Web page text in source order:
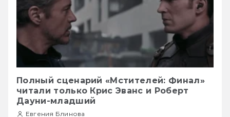
Полный сценарий «Мстителей: Финал»
читали только Крис Эванс и Роберт
Дауни-младший
Евгения Блинова